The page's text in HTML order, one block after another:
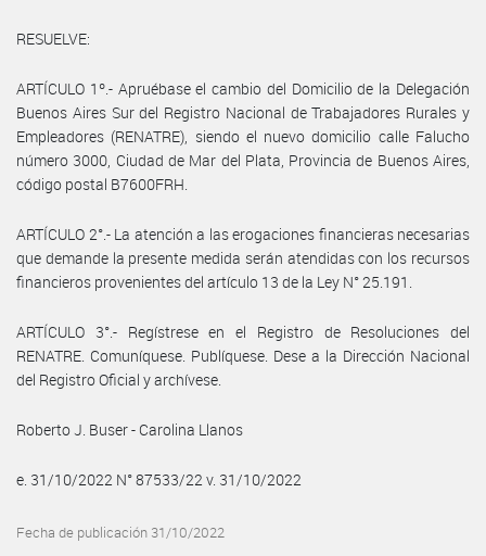
RESUELVE:
ARTÍCULO 1º.- Apruébase el cambio del Domicilio de la Delegación
Buenos Aires Sur del Registro Nacional de Trabajadores Rurales y
Empleadores (RENATRE), siendo el nuevo domicilio calle Falucho
número 3000, Ciudad de Mar del Plata, Provincia de Buenos Aires,
código postal B7600FRH.
ARTÍCULO 2°.- La atención a las erogaciones financieras necesarias
que demande la presente medida serán atendidas con los recursos
financieros provenientes del artículo 13 de la Ley N° 25.191.
ARTÍCULO 3°.- Regístrese en el Registro de Resoluciones del
RENATRE. Comuníquese. Publíquese. Dese a la Dirección Nacional
del Registro Oficial y archívese.
Roberto J. Buser - Carolina Llanos
e. 31/10/2022 N° 87533/22 v. 31/10/2022
Fecha de publicación 31/10/2022